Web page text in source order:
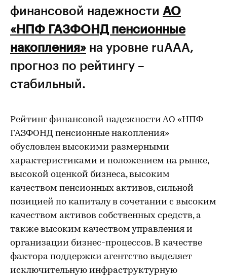
финансовой надежности АО
«НПФ ГАЗФОНД пенсионные
накопления» на уровне ruAAA,
прогноз по рейтингу –
стабильный.
Рейтинг финансовой надежности АО «НПФ
ГАЗФОНД пенсионные накопления»
обусловлен высокими размерными
характеристиками и положением на рынке,
высокой оценкой бизнеса, высоким
качеством пенсионных активов, сильной
позицией по капиталу в сочетании с высоким
качеством активов собственных средств, а
также высоким качеством управления и
организации бизнес-процессов. В качестве
фактора поддержки агентство выделяет
исключительную инфраструктурную